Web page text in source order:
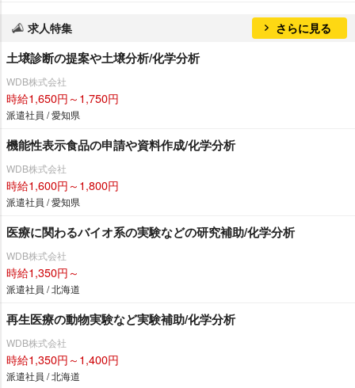
求人特集 さらに見る
土壌診断の提案や土壌分析/化学分析
WDB株式会社
時給1,650円～1,750円
派遣社員 / 愛知県
機能性表示食品の申請や資料作成/化学分析
WDB株式会社
時給1,600円～1,800円
派遣社員 / 愛知県
医療に関わるバイオ系の実験などの研究補助/化学分析
WDB株式会社
時給1,350円～
派遣社員 / 北海道
再生医療の動物実験など実験補助/化学分析
WDB株式会社
時給1,350円～1,400円
派遣社員 / 北海道